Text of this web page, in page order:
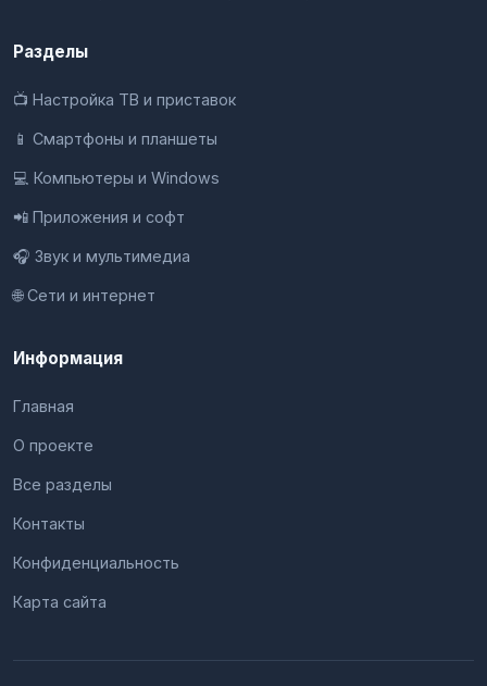
Разделы
📺 Настройка ТВ и приставок
📱 Смартфоны и планшеты
💻 Компьютеры и Windows
📲 Приложения и софт
🎧 Звук и мультимедиа
🌐 Сети и интернет
Информация
Главная
О проекте
Все разделы
Контакты
Конфиденциальность
Карта сайта